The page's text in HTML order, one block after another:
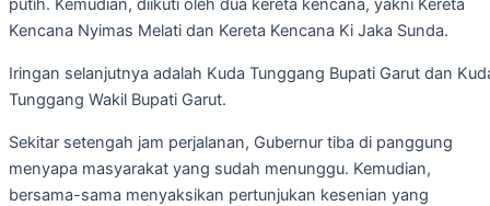
putih. Kemudian, diikuti oleh dua kereta kencana, yakni Kereta
Kencana Nyimas Melati dan Kereta Kencana Ki Jaka Sunda.
Iringan selanjutnya adalah Kuda Tunggang Bupati Garut dan
Tunggang Wakil Bupati Garut.
Sekitar setengah jam perjalanan, Gubernur tiba di panggung
menyapa masyarakat yang sudah menunggu. Kemudian,
bersama-sama menyaksikan pertunjukan kesenian yang